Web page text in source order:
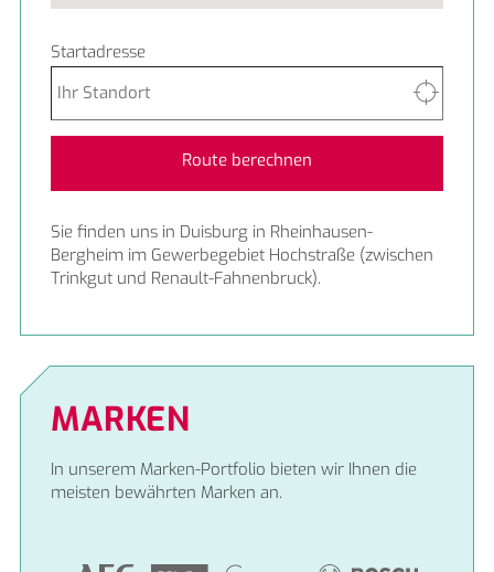
Startadresse
Route berechnen
Sie finden uns in Duisburg in Rheinhausen-
Bergheim im Gewerbegebiet Hochstraße (zwischen
Trinkgut und Renault-Fahnenbruck).
MARKEN
In unserem Marken-Portfolio bieten wir Ihnen die
meisten bewährten Marken an.